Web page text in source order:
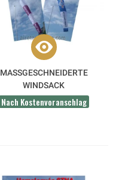
MASSGESCHNEIDERTE W
INDSACK
Nach Kostenvoranschlag